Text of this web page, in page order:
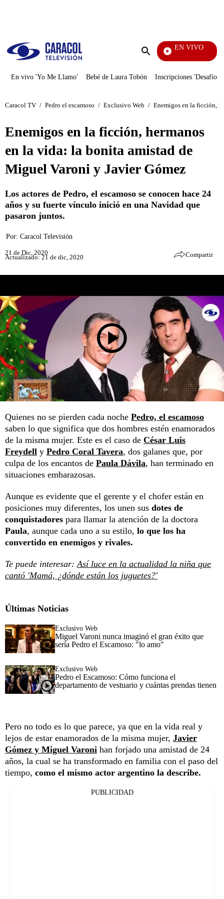
Enviar
EN VIVO
También Caerás
En vivo 'Yo Me Llamo' Bebé de Laura Tobón Inscripciones 'Desafío'
Caracol TV / Pedro el escamoso / Exclusivo Web / Enemigos en la ficción,
Enemigos en la ficción, hermanos
en la vida: la bonita amistad de
Miguel Varoni y Javier Gómez
Los actores de Pedro, el escamoso se conocen hace 24
años y su fuerte vínculo inició en una Navidad que
pasaron juntos.
Por: Caracol Televisión
21 de Dic, 2020
Actualizado: 21 de dic, 2020 Compartir
Quienes no se pierden cada noche Pedro, el escamoso
saben lo que significa que dos hombres estén enamorados
de la misma mujer. Este es el caso de César Luis
Freydell y Pedro Coral Tavera, dos galanes que, por
culpa de los encantos de Paula Dávila, han terminado en
situaciones embarazosas.
Aunque es evidente que el gerente y el chofer están en
posiciones muy diferentes, los unen sus dotes de
conquistadores para llamar la atención de la doctora
Paula, aunque cada uno a su estilo, lo que los ha
convertido en enemigos y rivales.
Te puede interesar:Así luce en la actualidad la niña que
cantó 'Mamá, ¿dónde están los juguetes?'
Últimas Noticias
Exclusivo Web
Miguel Varoni nunca imaginó el gran éxito que
sería Pedro el Escamoso: "lo amo"
Exclusivo Web
Pedro el Escamoso: Cómo funciona el
departamento de vestuario y cuántas prendas tienen
Pero no todo es lo que parece, ya que en la vida real y
lejos de estar enamorados de la misma mujer, Javier
Gómez y Miguel Varoni han forjado una amistad de 24
años, la cual se ha transformado en familia con el paso del
tiempo, como el mismo actor argentino la describe.
PUBLICIDAD